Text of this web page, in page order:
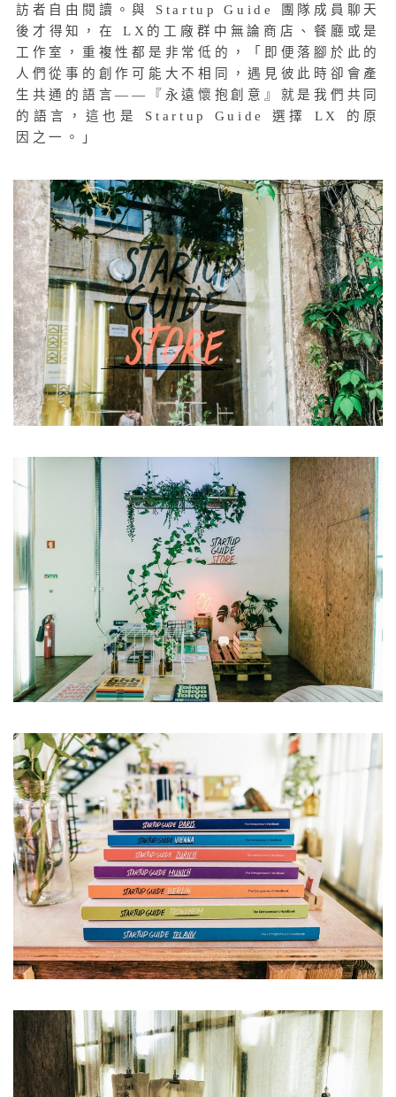
訪者自由閱讀。與 Startup Guide 團隊成員聊天
後才得知，在 LX的工廠群中無論商店、餐廳或是
工作室，重複性都是非常低的，「即便落腳於此的
人們從事的創作可能大不相同，遇見彼此時卻會產
生共通的語言——『永遠懷抱創意』就是我們共同
的語言，這也是 Startup Guide 選擇 LX 的原
因之一。」